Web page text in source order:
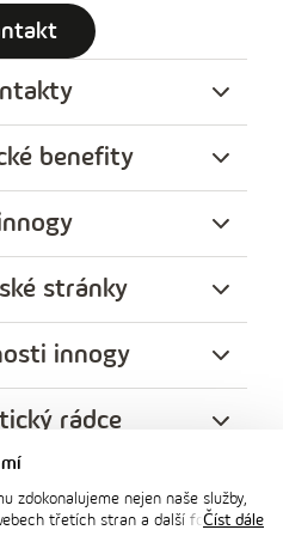
zdokonalujeme nejen naše služby,
třetích stran a další formyČíst dále
benefity
stránky
innogy
rádce